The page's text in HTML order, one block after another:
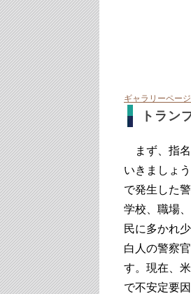
ギャラリーペー
トラン
まず、指名
いきましょ
で発生した
学校、職場
民に多かれ
白人の警察
す。現在、
で不安定要